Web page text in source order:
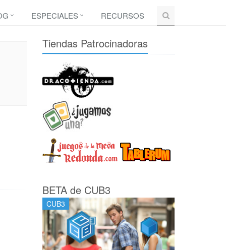
ESPECIALES RECURSOS
Tiendas Patrocinadoras
BETA de CUB3
CUB3